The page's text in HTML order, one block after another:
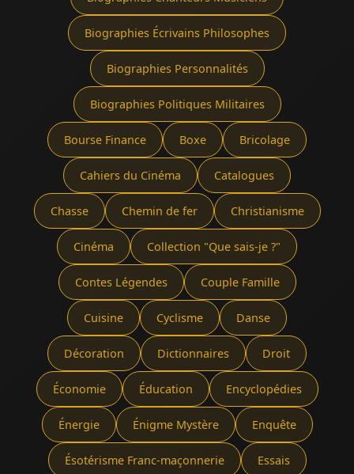
Biographies Écrivains Philosophes
Biographies Personnalités
Biographies Politiques Militaires
Bourse Finance Boxe Bricolage
Cahiers du Cinéma Catalogues
Chasse Chemin de fer Christianisme
Cinéma Collection "Que sais-je ?"
Contes Légendes Couple Famille
Cuisine Cyclisme Danse
Décoration Dictionnaires Droit
Économie Éducation Encyclopédies
Énergie Énigme Mystère Enquête
Ésotérisme Franc-maçonnerie Essais